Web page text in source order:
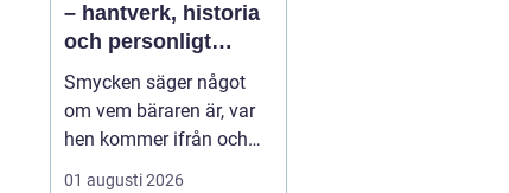
– hantverk, historia
och personligt
uttryck
Smycken säger något
om vem bäraren är, var
hen kommer ifrån och
vad som är viktigt i livet.
01 augusti 2026